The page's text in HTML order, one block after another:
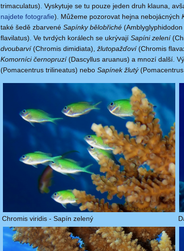
trimaculatus). Vyskytuje se tu pouze jeden druh klauna,
najdete fotografie). Můžeme pozorovat hejna nebojácných
také šedě zbarvené Sapínky bělobřiché
flavilatus). Ve tvrdých korálech se ukrývají Sapíni zelení
dvoubarví(Chromis dimidiata), žlutopažďoví(Chromis
Komorníci černopruzí(Dascyllus aruanus) a mnozí další.
(Pomacentrus trilineatus) nebo Sapínek žlutý(Pomacentrus
Chromis viridis - Sapín zelený